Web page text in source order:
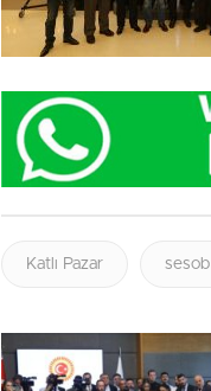
Katlı Pazar sesob